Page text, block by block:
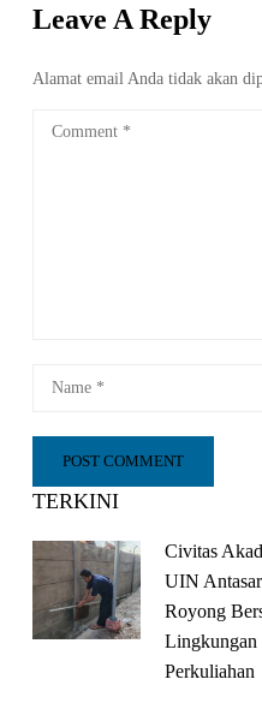
Leave A Reply
Alamat email Anda tidak akan
TERKINI
Civitas
UIN
Royong
Lingkungan
Perkuliahan